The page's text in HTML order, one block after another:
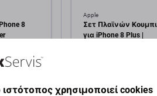
8
Apple
Σετ Πλαϊνών
για iPhone 8 Plus |
χρησιμοποιεί cookies